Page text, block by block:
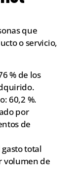
que
o servicio,
% de los
60,2 %.
por
de
total
volumen de